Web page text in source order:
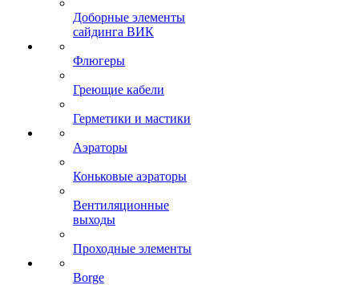
Доборные элементы
сайдинга ВИК
Флюгеры
Греющие кабели
Герметики и мастики
Аэраторы
Коньковые аэраторы
Вентиляционные
выходы
Проходные элементы
Borge